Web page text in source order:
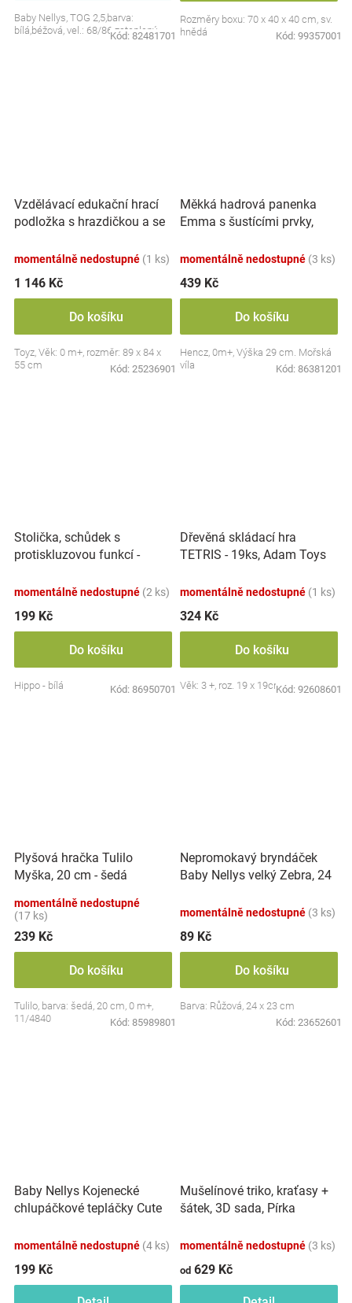
Baby Nellys, TOG 2,5,barva:
bílá,béžová, vel.: 68/86 zateplený
Kód: 82481701
Rozměry boxu: 70 x 40 x 40 cm, sv.
hnědá
Kód: 99357001
Vzdělávací edukační hrací
podložka s hrazdičkou a se
momentálně nedostupné (1 ks)
1 146 Kč
Do košíku
Toyz, Věk: 0 m+, rozměr: 89 x 84 x
55 cm
Kód: 25236901
Měkká hadrová panenka
Emma s šustícími prvky,
momentálně nedostupné (3 ks)
439 Kč
Do košíku
Hencz, 0m+, Výška 29 cm. Mořská
víla
Kód: 86381201
Stolička, schůdek s
protiskluzovou funkcí -
momentálně nedostupné (2 ks)
199 Kč
Do košíku
Hippo - bílá Kód: 86950701
Dřevěná skládací hra
TETRIS - 19ks, Adam Toys
momentálně nedostupné (1 ks)
324 Kč
Do košíku
Věk: 3 +, roz. 19 x 19cmKód: 92608601
Plyšová hračka Tulilo
Myška, 20 cm - šedá
momentálně nedostupné
(17 ks)
239 Kč
Do košíku
Tulilo, barva: šedá, 20 cm, 0 m+,
11/4840
Kód: 85989801
Nepromokavý bryndáček
Baby Nellys velký Zebra, 24
momentálně nedostupné (3 ks)
89 Kč
Do košíku
Barva: Růžová, 24 x 23 cm
Kód: 23652601
Baby Nellys Kojenecké
chlupáčkové tepláčky Cute
momentálně nedostupné (4 ks)
199 Kč
Mušelínové triko, kraťasy +
šátek, 3D sada, Pírka
momentálně nedostupné (3 ks)
od 629 Kč